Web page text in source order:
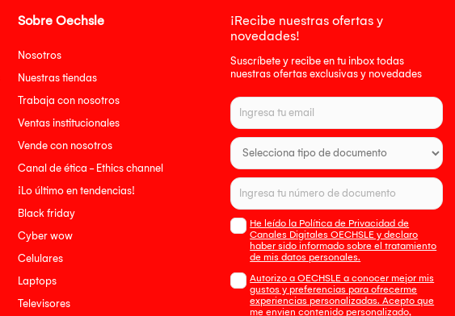
Sobre Oechsle
Nosotros
Nuestras tiendas
Trabaja con nosotros
Ventas institucionales
Vende con nosotros
Canal de ética - Ethics channel
¡Lo último en tendencias!
Black friday
Cyber wow
Celulares
Laptops
Televisores
¡Recibe nuestras ofertas y
novedades!
Suscríbete y recibe en tu inbox todas
nuestras ofertas exclusivas y novedades
He leído la Política de Privacidad de
Canales Digitales OECHSLE y declaro
haber sido informado sobre el tratamiento
de mis datos personales.
Autorizo a OECHSLE a conocer mejor mis
gustos y preferencias para ofrecerme
experiencias personalizadas. Acepto que
me envien contenido personalizado,